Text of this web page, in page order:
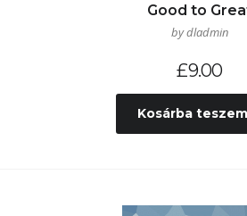
Good to
by dladmin
£9.00
Kosárba teszem